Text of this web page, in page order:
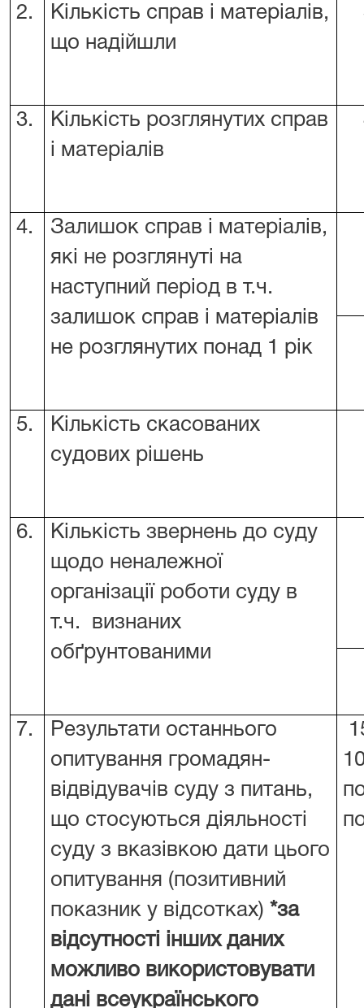
2.
Кількість справ і матеріалів,
що надійшли
3.
Кількість розглянутих справ
і матеріалів
4.
Залишок справ і матеріалів,
які не розглянуті на
наступний період в т.ч.
залишок справ і матеріалів
не розглянутих понад 1 рік
5.
Кількість скасованих
судових рішень
6.
Кількість звернень до суду
щодо неналежної
організації роботи суду в
т.ч. визнаних
обґрунтованими
7.
Результати останнього
опитування громадян-
відвідувачів суду з питань,
що стосуються діяльності
суду з вказівкою дати цього
опитування (позитивний
показник у відсотках) *за
відсутності інших даних
можливо використовувати
дані всеукраїнського